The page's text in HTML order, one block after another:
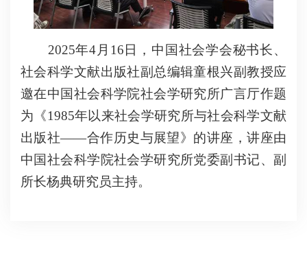
2025年4月 16 日，中国社会学会秘书长、
社会科学文献出版社副总编辑童根兴副教授应
邀在中国社会科学院社会学研究所广言厅作题
为《1985年以来社会学研究所与社会科学文献
出版社——合作历史与展望》的讲座，讲座由
中国社会科学院社会学研究所党委副书记、副
所长杨典研究员主持。